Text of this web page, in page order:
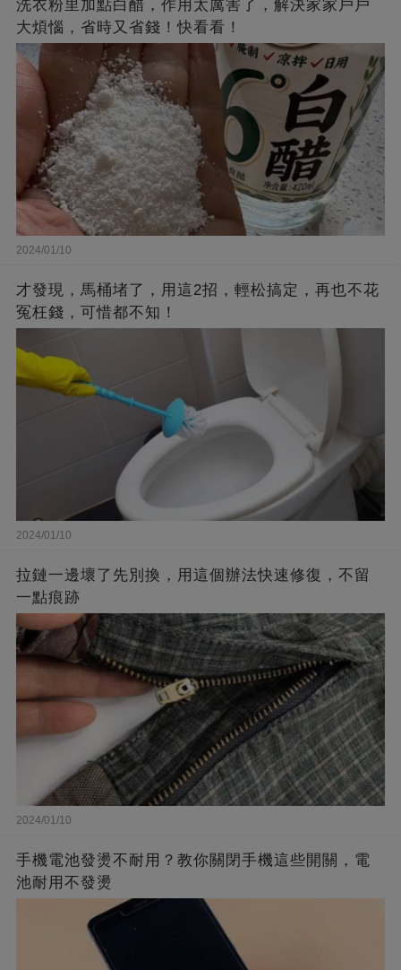
洗衣粉里加點白醋，作用太厲害了，解決家家戶戶
大煩惱，省時又省錢！快看看！
2024/01/10
才發現，馬桶堵了，用這2招，輕松搞定，再也不花
冤枉錢，可惜都不知！
2024/01/10
拉鏈一邊壞了先別換，用這個辦法快速修復，不留
一點痕跡
2024/01/10
手機電池發燙不耐用？教你關閉手機這些開關，電
池耐用不發燙